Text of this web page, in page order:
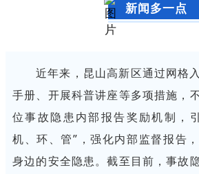
新闻多一点
近年来，昆山高新区通过网格
手册、开展科普讲座等多项措施，
位事故隐患内部报告奖励机制，
机、环、管”，强化内部监督报告
身边的安全隐患。截至目前，事故